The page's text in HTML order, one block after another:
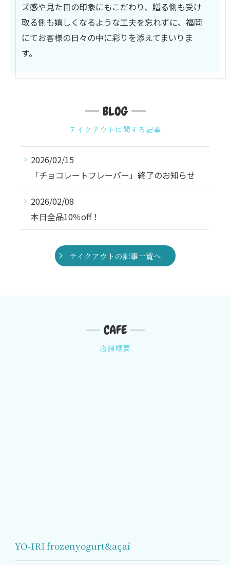
ズ感や見た目の印象にもこだわり、贈る側も受け
取る側も嬉しくなるような工夫を忘れずに、福岡
にてお客様の日々の中に彩りを添えてまいりま
す。
BLOG
テイクアウトに関する記事
2026/02/15
「チョコレートフレーバー」終了のお知らせ
2026/02/08
本日全品10％off！
テイクアウトの記事一覧へ
店舗概要
CAFE
YO-IRI frozenyogurt&açaí